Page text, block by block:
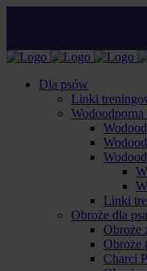
Dla psów
Linki
Wodoodporna
Linki
Obroże dla psa
Obroże
Obroże
Charci